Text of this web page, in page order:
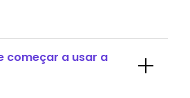
começar a usar a